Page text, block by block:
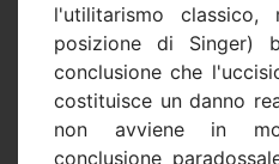
l'utilitarismo
posizione di Singer)
conclusione che
costituisce un danno
non avviene in
conclusione